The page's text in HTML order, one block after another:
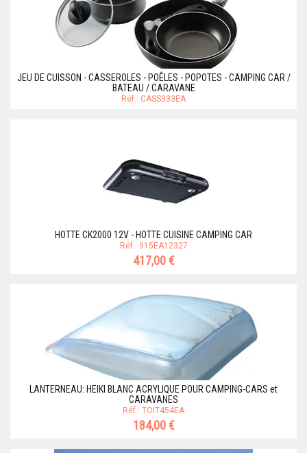
JEU DE CUISSON - CASSEROLES - POÊLES - POPOTES - CAMPING CAR /
BATEAU / CARAVANE
Réf.: CASS333EA
HOTTE CK2000 12V - HOTTE CUISINE CAMPING CAR
Réf.: 915EA12327
417,00 €
LANTERNEAU: HEIKI BLANC ACRYLIQUE POUR CAMPING-CARS et
CARAVANES
Réf.: TOIT454EA
184,00 €